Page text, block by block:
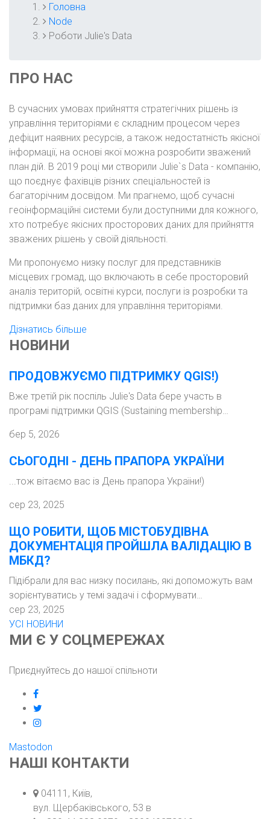
РЯДОК
Головна
Node
Роботи Julie's Data
ПРО НАС
В сучасних умовах прийняття стратегічних рішень із
управління територіями є складним процесом через
дефіцит наявних ресурсів, а також недостатність якісної
інформації, на основі якої можна розробити зважений
план дій. В 2019 році ми створили Julie`s Data - компанію,
що поєднує фахівців різних спеціальностей із
багаторічним досвідом. Ми прагнемо, щоб сучасні
геоінформаційні системи були доступними для кожного,
хто потребує якісних просторових даних для прийняття
зважених рішень у своїй діяльності.
Ми пропонуємо низку послуг для представників
місцевих громад, що включають в себе просторовий
аналіз територій, освітні курси, послуги із розробки та
підтримки баз даних для управління територіями.
Дізнатись більше
НОВИНИ
ПРОДОВЖУЄМО ПІДТРИМКУ QGIS!)
Вже третій рік поспіль Julie's Data бере участь в
програмі підтримки QGIS (Sustaining membership…
бер 5, 2026
СЬОГОДНІ - ДЕНЬ ПРАПОРА УКРАЇНИ
...тож вітаємо вас із День прапора України!)
сер 23, 2025
ЩО РОБИТИ, ЩОБ МІСТОБУДІВНА
ДОКУМЕНТАЦІЯ ПРОЙШЛА ВАЛІДАЦІЮ В
МБКД?
Підібрали для вас низку посилань, які допоможуть вам
зорієнтуватись у темі задачі і сформувати…
сер 23, 2025
УСІ НОВИНИ
МИ Є У СОЦМЕРЕЖАХ
Приєднуйтесь до нашої спільноти
facebook
instagram
Mastodon
НАШІ КОНТАКТИ
Адреса:
04111, Київ,
вул. Щербаківського, 53 в